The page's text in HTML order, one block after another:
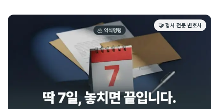
🤝 형사 전문 변호사